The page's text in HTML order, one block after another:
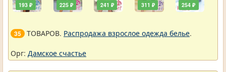
193 ₽ 225 ₽ 241 ₽ 311 ₽ 254 ₽
35 ТОВАРОВ. Распродажа взрослое одежда белье.
Орг: Дамское счастье